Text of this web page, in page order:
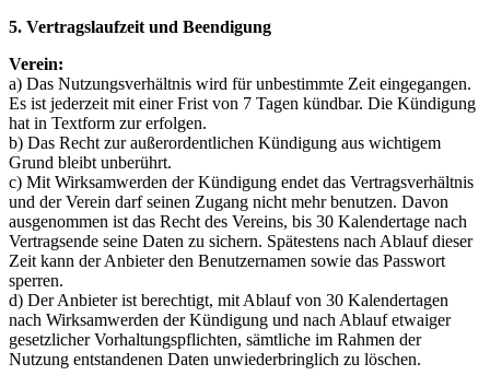
5. Vertragslaufzeit und Beendigung
Verein:
a) Das Nutzungsverhältnis wird für unbestimmte Zeit eingegangen.
Es ist jederzeit mit einer Frist von 7 Tagen kündbar. Die Kündigung
hat in Textform zur erfolgen.
b) Das Recht zur außerordentlichen Kündigung aus wichtigem
Grund bleibt unberührt.
c) Mit Wirksamwerden der Kündigung endet das Vertragsverhältnis
und der Verein darf seinen Zugang nicht mehr benutzen. Davon
ausgenommen ist das Recht des Vereins, bis 30 Kalendertage nach
Vertragsende seine Daten zu sichern. Spätestens nach Ablauf dieser
Zeit kann der Anbieter den Benutzernamen sowie das Passwort
sperren.
d) Der Anbieter ist berechtigt, mit Ablauf von 30 Kalendertagen
nach Wirksamwerden der Kündigung und nach Ablauf etwaiger
gesetzlicher Vorhaltungspflichten, sämtliche im Rahmen der
Nutzung entstandenen Daten unwiederbringlich zu löschen.